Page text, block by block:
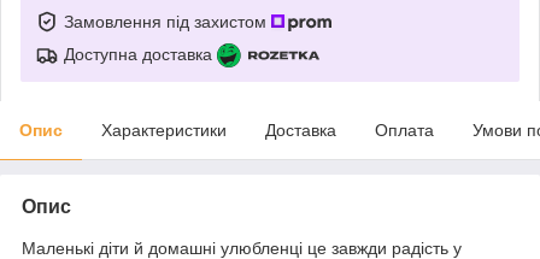
Замовлення під захистом
Доступна доставка
Опис Характеристики Доставка Оплата Умови
Опис
Маленькі діти й домашні улюбленці це завжди радість у